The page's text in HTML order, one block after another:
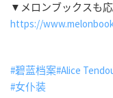
▼メロンブックスも
https://
#碧蓝档案#Alice
#女仆装